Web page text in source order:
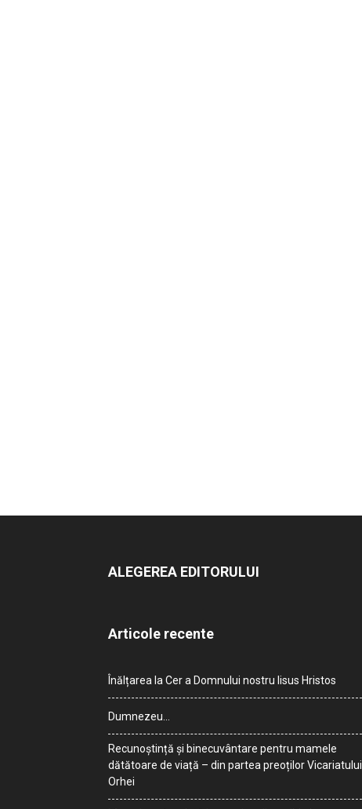
ALEGEREA EDITORULUI
Articole recente
Înălțarea la Cer a Domnului nostru Iisus Hristos
Dumnezeu…
Recunoștință și binecuvântare pentru mamele
dătătoare de viață – din partea preoților Vicariatului
Orhei